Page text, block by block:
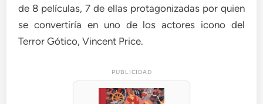
de 8 películas, 7 de ellas protagonizadas por quien
se convertiría en uno de los actores icono del
Terror Gótico, Vincent Price.
PUBLICIDAD